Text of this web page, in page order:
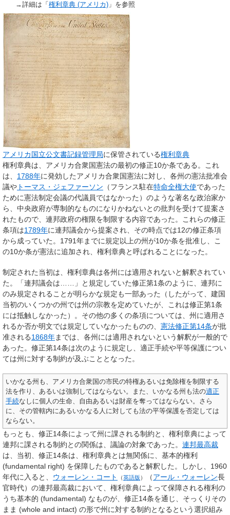
→詳細は「権利章典 (アメリカ) 」を参照
アメリカ国立公文書記録管理局に保管されている権利章典
権利章典は、アメリカ合衆国憲法の最初の修正10か条である。これ
は、 1788年に発効したアメリカ合衆国憲法に対し、各州の憲法批准会
議や トーマス・ジェファーソン （フランス駐在特命全権大使であった
ために憲法制定会議の代議員ではなかった）のような著名な政治家か
ら、中央政府が専制的なものになりかねないとの批判を受けて提案さ
れたもので、連邦政府の権限を制限する内容であった。これらの修正
条項は1789年に連邦議会から提案され、その時点では12の修正条項
から成っていた。1791年までに規定以上の州が10か条を批准し、こ
の10か条が憲法に追加され、権利章典と呼ばれることになった。
制定された当初は、権利章典は各州には適用されないと解釈されてい
た。「連邦議会は……」と規定していた修正第1条のように、連邦に
のみ規定されることが明らかな規定も一部あった（したがって、建国
当初のいくつかの州では州の宗教を定めていたが、これは修正第1条
には抵触しなかった）。その他の多くの条項については、州に適用さ
れるか否か明文では規定していなかったものの、 憲法修正第14条が批
准される1868年までは、各州には適用されないという解釈が一般的で
あった。修正第14条は次のように規定し、適正手続や平等保護につい
ては州に対する制約が及ぶこととなった。
いかなる州も、アメリカ合衆国の市民の特権あるいは免除権を制限する
法を作り、あるいは強制してはならない。また、いかなる州も法の適正
手続なしに個人の生命、自由あるいは財産を奪ってはならない。さら
に、その管轄内にあるいかなる人に対しても法の平等保護を否定しては
ならない。
もっとも、修正14条によって州に課される制約と、権利章典によって
連邦に課される制約との関係は、議論の対象であった。 連邦最高裁
は、当初、修正14条は、権利章典とは無関係に、基本的権利
(fundamental right) を保障したものであると解釈した。しかし、1960
年代に入ると、 ウォーレン・コート （英語版 ） （アール・ウォーレン長
官時代）の連邦最高裁において、権利章典によって保障される権利の
うち基本的 (fundamental) なものが、修正14条を通じ、そっくりその
まま (whole and intact) の形で州に対する制約となるという選択組み